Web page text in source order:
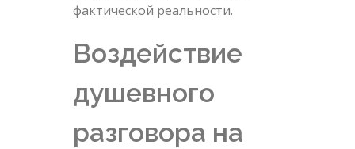
фактической реальности.
Воздействие
душевного
разговора на